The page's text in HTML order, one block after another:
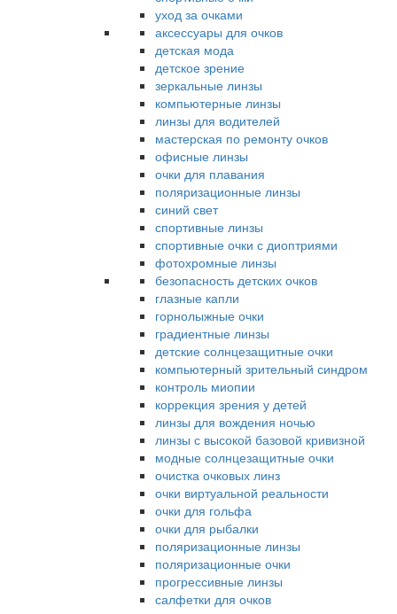
уход за очками
аксессуары для очков
детская мода
детское зрение
зеркальные линзы
компьютерные линзы
линзы для водителей
мастерская по ремонту очков
офисные линзы
очки для плавания
поляризационные линзы
синий свет
спортивные линзы
спортивные очки с диоптриями
фотохромные линзы
безопасность детских очков
глазные капли
горнолыжные очки
градиентные линзы
детские солнцезащитные очки
компьютерный зрительный синдром
контроль миопии
коррекция зрения у детей
линзы для вождения ночью
линзы с высокой базовой кривизной
модные солнцезащитные очки
очистка очковых линз
очки виртуальной реальности
очки для гольфа
очки для рыбалки
поляризационные линзы
поляризационные очки
прогрессивные линзы
салфетки для очков